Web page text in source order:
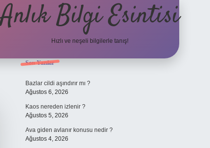
Anlık Bilgi Esintisi
Hızlı ve neşeli bilgilerle tanış!
Sidebar
Son Yazılar
Bazlar cildi aşındırır mı ?
Ağustos 6, 2026
Kaos nereden izlenir ?
Ağustos 5, 2026
Ava giden avlanır konusu nedir ?
Ağustos 4, 2026